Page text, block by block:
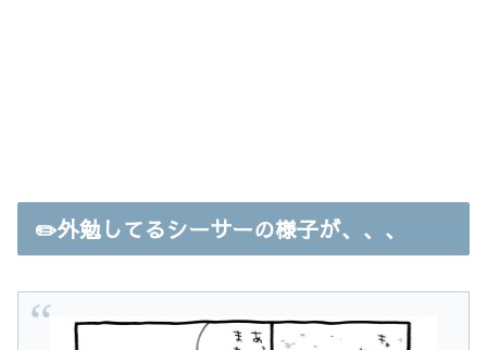
✏️外勉してるシーサーの様子が、、、